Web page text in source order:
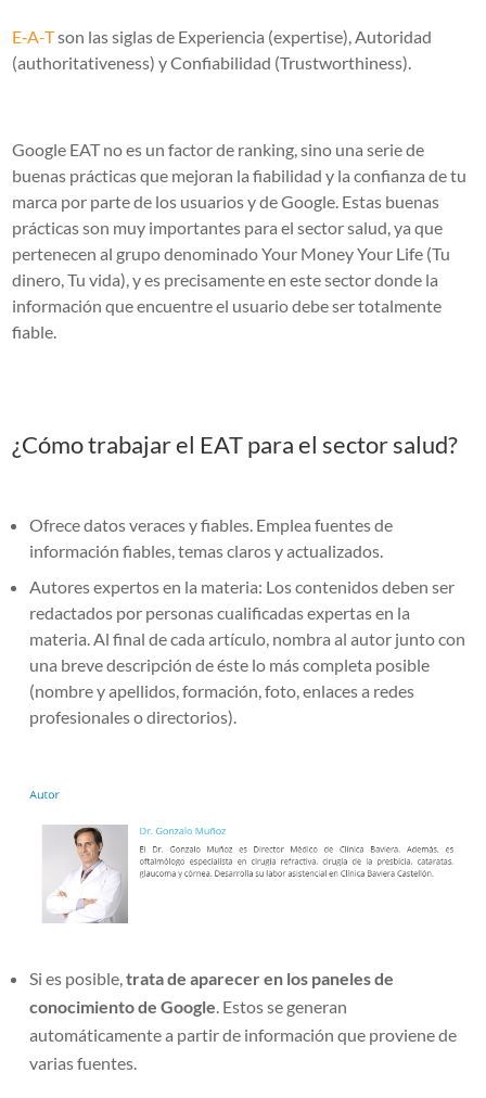
E‐A-Tson las siglas de Experiencia (expertise), Autoridad
(authoritativeness) y Confiabilidad (Trustworthiness).
Google EAT no es un factor de ranking, sino una serie de
buenas prácticas que mejoran la fiabilidad y la confianza de tu
marca por parte de los usuarios y de Google. Estas buenas
prácticas son muy importantes para el sector salud, ya que
pertenecen al grupo denominado Your Money Your Life (Tu
dinero, Tu vida), y es precisamente en este sector donde la
información que encuentre el usuario debe ser totalmente
fiable.
¿Cómo trabajar el EAT para el sector salud?
Ofrece datos veraces y fiables. Emplea fuentes de
información fiables, temas claros y actualizados.
Autores expertos en la materia: Los contenidos deben ser
redactados por personas cualificadas expertas en la
materia. Al final de cada artículo, nombra al autor junto con
una breve descripción de éste lo más completa posible
(nombre y apellidos, formación, foto, enlaces a redes
profesionales o directorios).
Si es posible,trata de aparecer en los paneles de
conocimiento de Google. Estos se generan
automáticamente a partir de información que proviene de
varias fuentes.